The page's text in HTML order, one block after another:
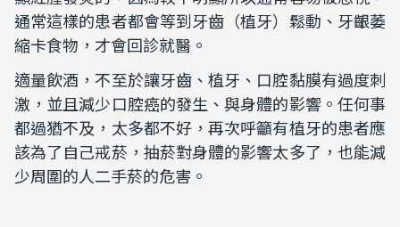
通常這樣的患者都會等到牙齒（植牙）鬆動、牙齦萎
縮卡食物，才會回診就醫。
適量飲酒，不至於讓牙齒、植牙、口腔黏膜有過度刺
激，並且減少口腔癌的發生、與身體的影響。任何事
都過猶不及，太多都不好，再次呼籲有植牙的患者應
該為了自己戒菸，抽菸對身體的影響太多了，也能減
少周圍的人二手菸的危害。